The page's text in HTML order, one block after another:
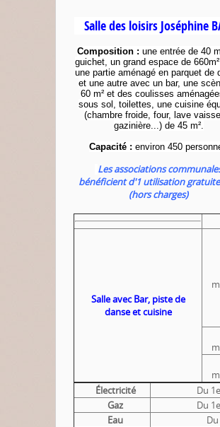
Salle des loisirs Joséphine
Composition : une entrée de 40
guichet, un grand espace de
une partie aménagé en parquet de
et une autre avec un bar, une
60 m² et des coulisses
sous sol, toilettes, une cuisine
(chambre froide, four, lave
gazinière...) de 45 m².
Capacité : environ 450
Les associations
bénéficient d'1 utilisation
(hors charges)
Salle avec Bar, piste de
danseet cuisine
Électricité
Du
Gaz
Du
Eau